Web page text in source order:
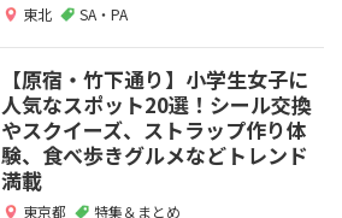
東北 SA・PA
【原宿・竹下通り】小学生女子に
人気なスポット20選！シール交換
やスクイーズ、ストラップ作り体
験、食べ歩きグルメなどトレンド
満載
東京都 特集＆まとめ